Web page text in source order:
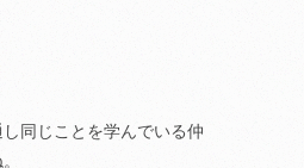
同じことを学んでいる仲